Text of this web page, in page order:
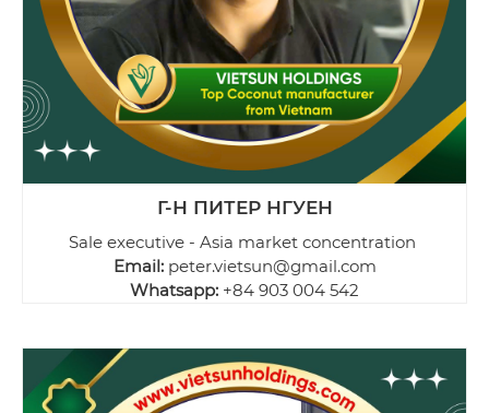
Г-Н ПИТЕР НГУЕН
Sale executive - Asia market concentration
Email: peter.vietsun@gmail.com
Whatsapp: +84 903 004 542